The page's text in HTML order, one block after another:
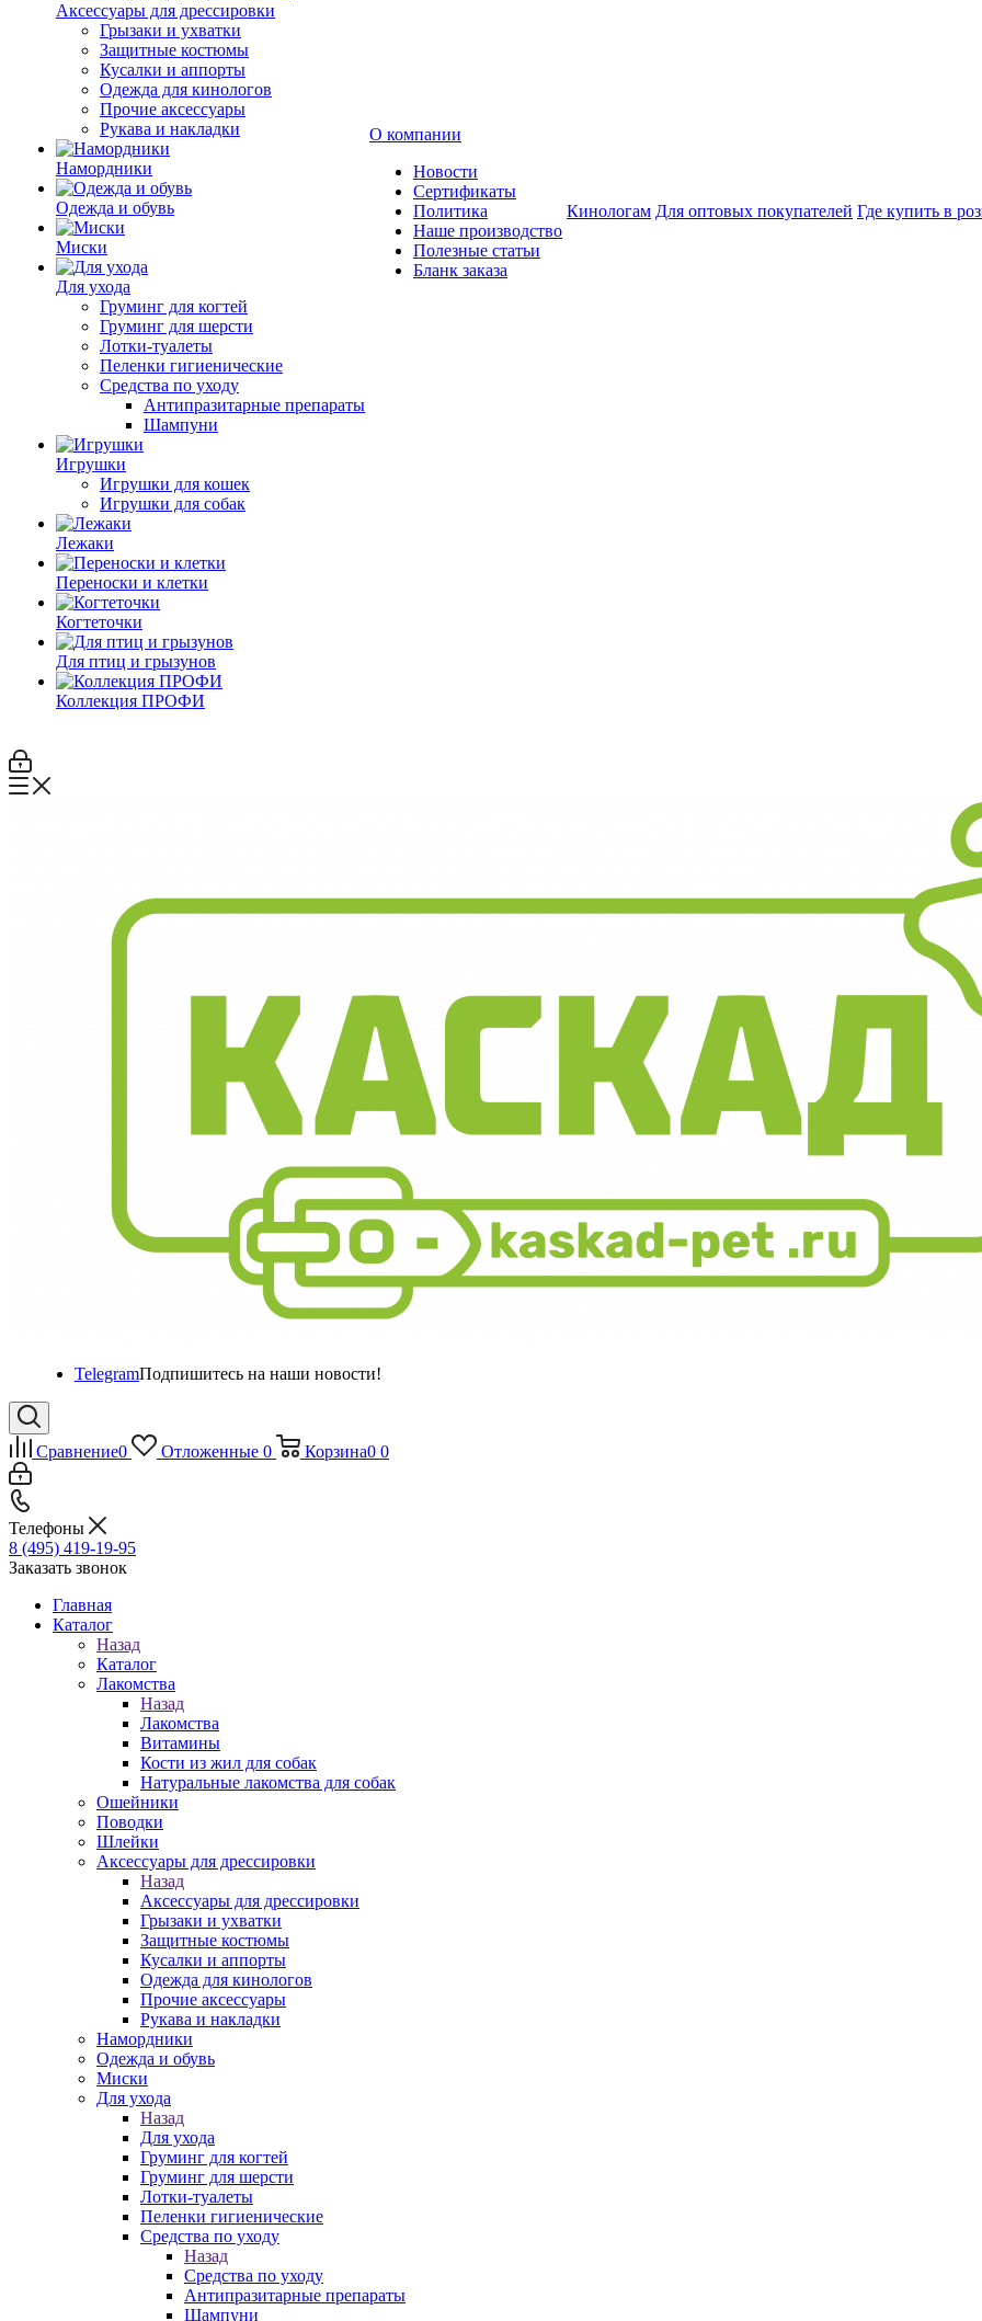
Аксессуары для дрессировки
Грызаки и ухватки
Защитные костюмы
Кусалки и аппорты
Одежда для кинологов
Прочие аксессуары
Рукава и накладки
Намордники
Одежда и обувь
Миски
Для ухода
Груминг для когтей
Груминг для шерсти
Лотки-туалеты
Пеленки гигиенические
Средства по уходу
Антипразитарные препараты
Шампуни
Игрушки
Игрушки для кошек
Игрушки для собак
Лежаки
Переноски и клетки
Когтеточки
Для птиц и грызунов
Коллекция ПРОФИ
О компании
Новости
Сертификаты
Политика
Наше производство
Полезные статьи
Бланк заказа
Кинологам Для оптовых покупателей Где купить в
TelegramПодпишитесь на наши новости!
Сравнение0 Отложенные 0 Корзина0 0
Телефоны
8 (495) 419-19-95
Заказать звонок
Главная
Каталог
Назад
Каталог
Лакомства
Назад
Лакомства
Витамины
Кости из жил для собак
Натуральные лакомства для собак
Ошейники
Поводки
Шлейки
Аксессуары для дрессировки
Назад
Аксессуары для дрессировки
Грызаки и ухватки
Защитные костюмы
Кусалки и аппорты
Одежда для кинологов
Прочие аксессуары
Рукава и накладки
Намордники
Одежда и обувь
Миски
Для ухода
Назад
Для ухода
Груминг для когтей
Груминг для шерсти
Лотки-туалеты
Пеленки гигиенические
Средства по уходу
Назад
Средства по уходу
Антипразитарные препараты
Шампуни